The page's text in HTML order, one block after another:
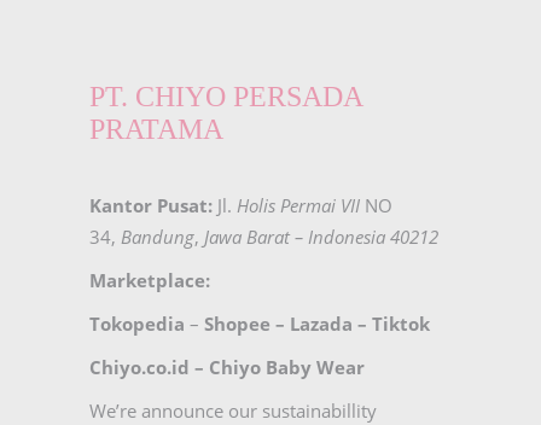
PT. CHIYO PERSADA
PRATAMA
Kantor Pusat: Jl. Holis Permai VII NO
34, Bandung, Jawa Barat – Indonesia 40212
Marketplace:
Tokopedia – Shopee – Lazada – Tiktok
Chiyo.co.id – Chiyo Baby Wear
We’re announce our sustainabillity